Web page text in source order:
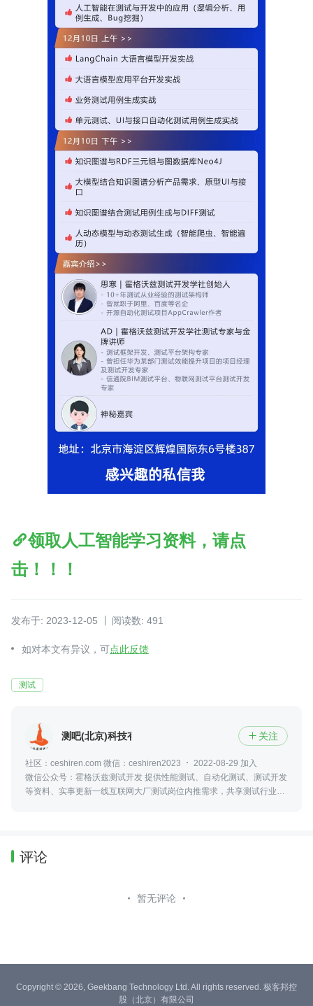
领取人工智能学习资料，请点
击！！！
发布于: 2023-12-05 阅读数: 491
如对本文有异议，可点此反馈
测试
测吧(北京)科技有限公司  关注
社区：ceshiren.com 微信：ceshiren2023
2022-08-29 加入
微信公众号：霍格沃兹测试开发 提供性能测试、自动化测试、测试开发
等资料、实事更新一线互联网大厂测试岗位内推需求，共享测试行业动
评论
暂无评论
Copyright © 2026, Geekbang Technology Ltd. All rights reserved. 极客邦控
股（北京）有限公司